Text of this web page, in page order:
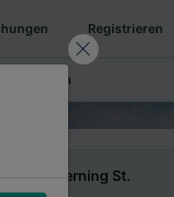
Registrieren
Fragen